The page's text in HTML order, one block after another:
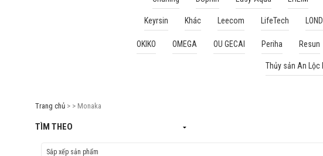
Keyrsin Khác Leecom LifeTech
OKIKO OMEGA OU GECAI Periha Resun
Thủy sản An Lộc
Trang chủ > > Monaka
TÌM THEO